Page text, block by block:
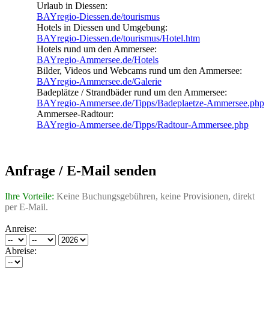
Urlaub in Diessen:
BAYregio-Diessen.de/tourismus
Hotels in Diessen und Umgebung:
BAYregio-Diessen.de/tourismus/Hotel.htm
Hotels rund um den Ammersee:
BAYregio-Ammersee.de/Hotels
Bilder, Videos und Webcams rund um den Ammersee:
BAYregio-Ammersee.de/Galerie
Badeplätze / Strandbäder rund um den Ammersee:
BAYregio-Ammersee.de/Tipps/Badeplaetze-Ammersee.php
Ammersee-Radtour:
BAYregio-Ammersee.de/Tipps/Radtour-Ammersee.php
Anfrage / E-Mail senden
Ihre Vorteile: Keine Buchungsgebühren, keine Provisionen, direkt
per E-Mail.
Anreise:
Abreise: